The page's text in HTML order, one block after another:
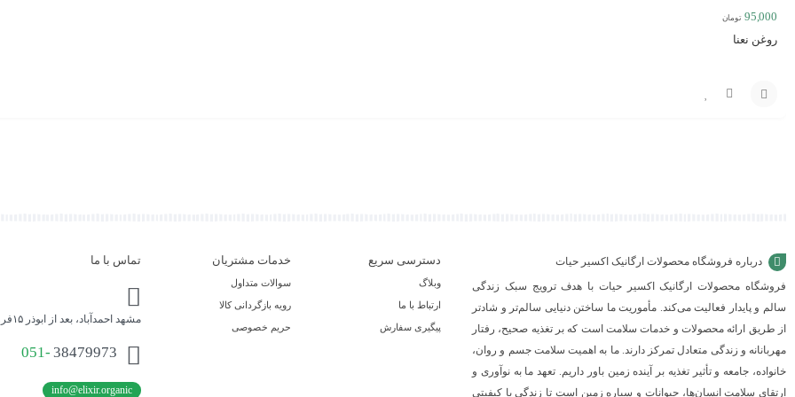
95,000 تومان
روغن نعنا
درباره فروشگاه محصولات ارگانیک اکسیر حیات
فروشگاه محصولات ارگانیک اکسیر حیات با هدف ترویج سبک زندگی
سالم و پایدار فعالیت می‌کند. مأموریت ما ساختن دنیایی سالم‌تر و شادتر
از طریق ارائه محصولات و خدمات سلامت است که بر تغذیه صحیح، رفتار
مهربانانه و زندگی متعادل تمرکز دارند. ما به اهمیت سلامت جسم و روان،
خانواده، جامعه و تأثیر تغذیه بر آینده زمین باور داریم. تعهد ما به نوآوری و
ارتقای سلامت انسان‌ها، حیوانات و سیاره زمین است تا زندگی با کیفیتی
دسترسی سریع
وبلاگ
ارتباط با ما
پیگیری سفارش
خدمات مشتریان
سوالات متداول
رویه بازگردانی کالا
حریم خصوصی
تماس با ما
مشهد احمدآباد، بعد از ابوذر ۱۵فروشگاه محصولات ارگانیک اکسیر حیات
051- 38479973
info@elixir.organic